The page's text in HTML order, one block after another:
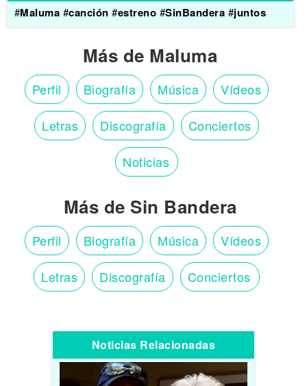
#Maluma #canción #estreno #SinBandera #juntos
Más de Maluma
Perfil Biografía Música Vídeos
Letras Discografía Conciertos
Noticias
Más de Sin Bandera
Perfil Biografía Música Vídeos
Letras Discografía Conciertos
Noticias Relacionadas